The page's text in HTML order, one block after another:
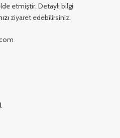
etmiştir. Detaylı bilgi
ziyaret edebilirsiniz.